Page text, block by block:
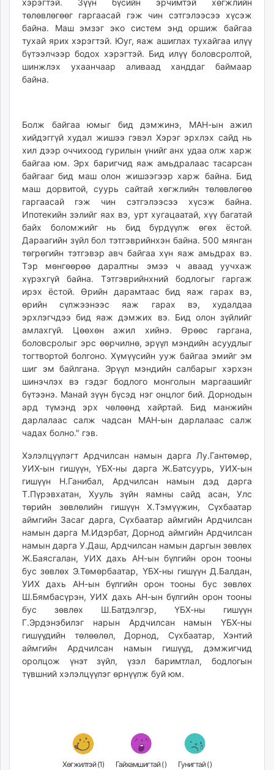
хэрэгтэй. Зүүн бүсийн эрчимтэй хөгжлийн
төлөвлөгөөг гаргаасай гэж чин сэтгэлээсээ хүсэж
байна. Маш эмзэг эко систем энд оршиж байгаа
тухай ярих хэрэгтэй. Юуг, яаж ашиглах тухайгаа илүү
бүтээлчээр бодох хэрэгтэй. Бид илүү боловсролтой,
шинжлэх ухаанчаар аливаад ханддаг баймаар
байна.
Болж байгаа юмыг бид дэмжинэ, МАН-ын ажил
хийдэггүй худал жишээ гэвэл Хэрэг эрхлэх сайд нь
хил дээр оччихоод гурилын үнийг анх удаа олж харж
байгаа юм. Эрх баригчид яаж амьдралаас тасарсан
байгааг бид маш олон жишээгээр харж байна. Бид
маш дорвитой, суурь сайтай хөгжлийн төлөвлөгөө
гаргаасай гэж чин сэтгэлээсээ хүсэж байна.
Ипотекийн зэлийг яах вэ, урт хугацаатай, хүү багатай
байх боломжийг нь бид бүрдүүлж өгөх ёстой.
Дараагийн зүйл бол тэтгэврийнхэн байна. 500 мянган
төгрөгийн тэтгэвэр авч байгаа хүн яаж амьдрах вэ.
Тэр мөнгөөрөө даралтны эмээ ч аваад уучхаж
хүрэхгүй байна. Тэтгэврийнхний бодлогыг гаргаж
ирэх ёстой. Өрийн дарамтаас бид яаж гарах вэ,
өрийн сүлжээнээс яаж гарах вэ, худалдаа
эрхлэгчдээ бид яаж дэмжих вэ. Бид олон зүйлийг
амлахгүй. Цөөхөн ажил хийнэ. Өрөөс гаргана,
боловсролыг эрс өөрчилнө, эрүүл мэндийн асуудлыг
тогтвортой болгоно. Хүмүүсийн ууж байгаа эмийг эм
шиг эм байлгана. Эрүүл мэндийн салбарыг хэрхэн
шинэчлэх вэ гэдэг бодлого монголын маргаашийг
бүтээнэ. Манай зүүн бүсэд нэг онцлог бий. Дорнодын
ард түмэнд эрх чөлөөнд хайртай. Бид манжийн
дарлалаас салж чадсан МАН-ын дарлалаас салж
чадах болно." гэв.
Хэлэлцүүлэгт Ардчилсан намын дарга Лу.Гантөмөр,
УИХ-ын гишүүн, ҮБХ-ны дарга Ж.Батсуурь, УИХ-ын
гишүүн Н.Ганибал, Ардчилсан намын дэд дарга
Т.Пүрэвхатан, Хууль зүйн яамны сайд асан, Улс
төрийн зөвлөлийн гишүүн Х.Тэмүүжин, Сүхбаатар
аймгийн Засаг дарга, Сүхбаатар аймгийн Ардчилсан
намын дарга М.Идэрбат, Дорнод аймгийн Ардчилсан
намын дарга У.Даш, Ардчилсан намын даргын зөвлөх
Ж.Баясгалан, УИХ дахь АН-ын бүлгийн орон тооны
бус зөвлөх Э.Төмөрбаатар, ҮБХ-ны гишүүн Д.Балдан,
УИХ дахь АН-ын бүлгийн орон тооны бус зөвлөх
Ш.Бямбасүрэн, УИХ дахь АН-ын бүлгийн орон тооны
бус зөвлөх Ш.Батдэлгэр, ҮБХ-ны гишүүн
Г.Эрдэнэбилэг нарын Ардчилсан намын ҮБХ-ны
гишүүдийн төлөөлөл, Дорнод, Сүхбаатар, Хэнтий
аймгийн Ардчилсан намын гишүүд, дэмжигчид
оролцож үнэт зүйл, үзэл баримтлал, бодлогын
түвшний хэлэлцүүлэг өрнүүлж буй юм.
Хөгжилтэй (1) Гайхамшигтай () Гунигтай ()